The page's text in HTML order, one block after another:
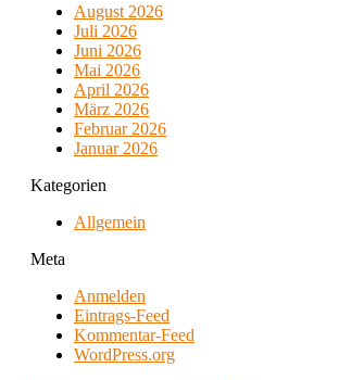
August 2026
Juli 2026
Juni 2026
Mai 2026
April 2026
März 2026
Februar 2026
Januar 2026
Kategorien
Allgemein
Meta
Anmelden
Eintrags-Feed
Kommentar-Feed
WordPress.org